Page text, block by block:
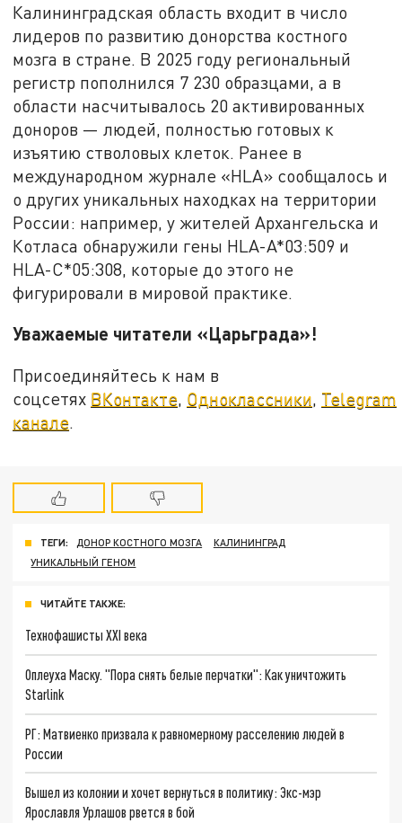
Калининградская область входит в число
лидеров по развитию донорства костного
мозга в стране. В 2025 году региональный
регистр пополнился 7 230 образцами, а в
области насчитывалось 20 активированных
доноров — людей, полностью готовых к
изъятию стволовых клеток. Ранее в
международном журнале «HLA» сообщалось и
о других уникальных находках на территории
России: например, у жителей Архангельска и
Котласа обнаружили гены HLA-A*03:509 и
HLA-C*05:308, которые до этого не
фигурировали в мировой практике.
Уважаемые читатели «Царьграда»!
Присоединяйтесь к нам в
соцсетях ВКонтакте, Одноклассники, Telegram
канале.
ТЕГИ: ДОНОР КОСТНОГО МОЗГА
КАЛИНИНГРАД
УНИКАЛЬНЫЙ ГЕНОМ
ЧИТАЙТЕ ТАКЖЕ:
Технофашисты XXI века
Оплеуха Маску. "Пора снять белые перчатки": Как уничтожить
Starlink
РГ: Матвиенко призвала к равномерному расселению людей в
России
Вышел из колонии и хочет вернуться в политику: Экс-мэр
Ярославля Урлашов рвется в бой